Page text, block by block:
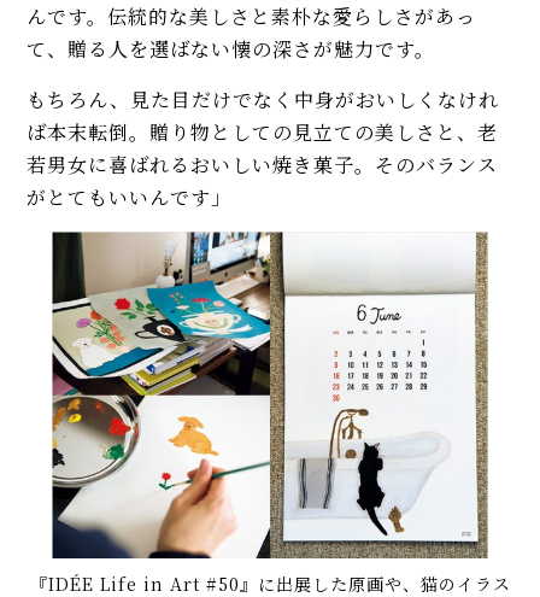
んです。伝統的な美しさと素朴な愛らしさがあっ
て、贈る人を選ばない懐の深さが魅力です。
もちろん、見た目だけでなく中身がおいしくなけれ
ば本末転倒。贈り物としての見立ての美しさと、老
若男女に喜ばれるおいしい焼き菓子。そのバランス
がとてもいいんです」
『IDÉE Life in Art #50』に出展した原画や、猫のイラス